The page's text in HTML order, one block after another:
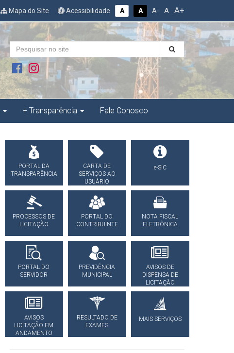
Mapa do Site Acessibilidade A A A- A A+
+ Transparência Fale Conosco
PORTAL DA
TRANSPARÊNCIA
CARTA DE
SERVIÇOS AO
USUÁRIO
e-SIC
PROCESSOS DE
LICITAÇÃO
PORTAL DO
CONTRIBUINTE
NOTA FISCAL
ELETRÔNICA
PORTAL DO
SERVIDOR
PREVIDÊNCIA
MUNICIPAL
AVISOS DE
DISPENSA DE
LICITAÇÂO
AVISOS
LICITAÇÃO EM
ANDAMENTO
RESULTADO DE
EXAMES
MAIS SERVIÇOS